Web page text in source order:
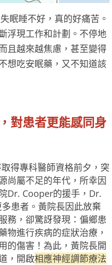
睡不好，真的好痛苦。
浮現工作和計劃。不停地
且越來越焦慮，甚至變得
想吃安眠藥，又不知道該
對患者更能感同身
專科醫師資格前夕，突
尚屬不足的年代，所幸因
Dr. Cooper的援手，Dr.
患者。黃院長因此放棄
務，卻驚訝發現：偏鄉患
物進行疾病的症狀治療，
的傷害！為此，黃院長開
，開啟相應神經調節療法